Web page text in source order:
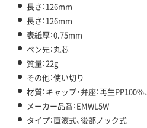
長さ：126mm
長さ：126mm
表紙厚：0.75mm
ペン先：丸芯
質量：22g
その他：使い切り
材質：キャップ・弁座：再生
メーカー品番：EMWL5W
タイプ：直液式、後部ノック式